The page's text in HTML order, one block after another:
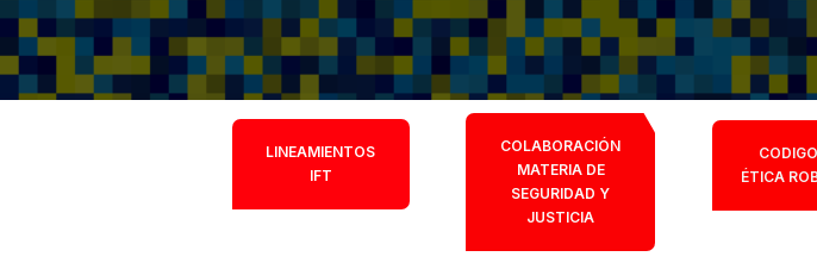
LINEAMIENTOS
IFT
COLABORACIÓN
MATERIA DE
SEGURIDAD Y
JUSTICIA
ÉTICA